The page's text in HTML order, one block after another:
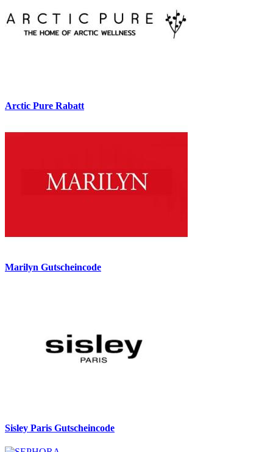
Arctic Pure Rabatt
Marilyn Gutscheincode
Sisley Paris Gutscheincode